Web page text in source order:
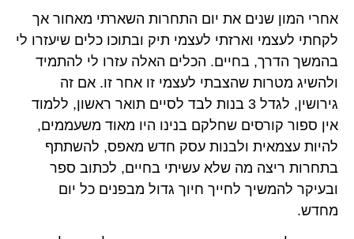
אחרי המון שנים את יום התחרות השארתי מאחור אך
לקחתי לעצמי וארזתי לעצמי תיק ובתוכו כלים שיעזרו לי
בהמשך הדרך, בחיים. הכלים האלה עזרו לי להתמיד
ולהשיג מטרות שהצבתי לעצמי זו אחר זו. אם זה
גירושין, לגדל 3 בנות לבד לסיים תואר ראשון, ללמוד
אין ספור קורסים שחלקם בנינו היו מאוד משעממים,
להיות עצמאית ולבנות עסק חדש מאפס, להשתתף
בתחרות ריצה מה שלא עשיתי בחיים, לכתוב ספר
ובעיקר להמשיך לחייך חיוך גדול מבפנים כל יום
מחדש.